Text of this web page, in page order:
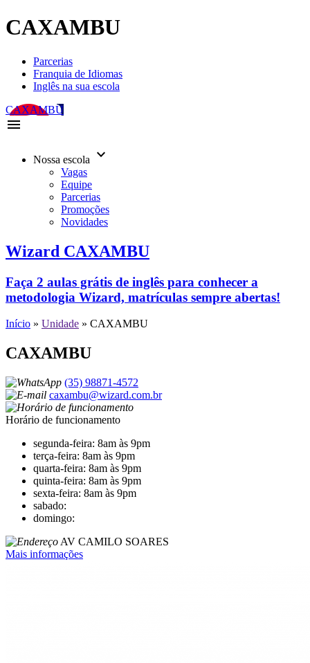
CAXAMBU
Parcerias
Franquia de Idiomas
Inglês na sua escola
CAXAMBU
menu
Nossa escola keyboard_arrow_down
Vagas
Equipe
Parcerias
Promoções
Novidades
Wizard CAXAMBU
Faça 2 aulas grátis de inglês para conhecer a
metodologia Wizard, matrículas sempre abertas!
Início » Unidade » CAXAMBU
CAXAMBU
(35) 98871-4572
caxambu@wizard.com.br
Horário de funcionamento
segunda-feira: 8am às 9pm
terça-feira: 8am às 9pm
quarta-feira: 8am às 9pm
quinta-feira: 8am às 9pm
sexta-feira: 8am às 9pm
sabado:
domingo:
AV CAMILO SOARES
Mais informações